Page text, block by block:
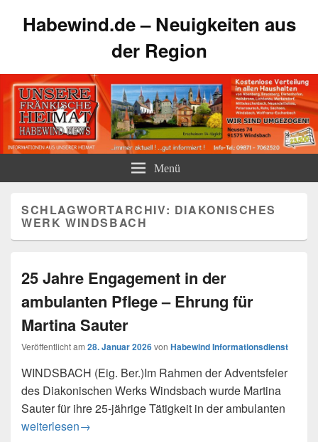
Habewind.de – Neuigkeiten aus
der Region
Menü
SCHLAGWORTARCHIV: DIAKONISCHES
WERK WINDSBACH
25 Jahre Engagement in der
ambulanten Pflege – Ehrung für
Martina Sauter
Veröffentlicht am 28. Januar 2026von Habewind Informationsdienst
WINDSBACH (Eig. Ber.)Im Rahmen der Adventsfeier
des Diakonischen Werks Windsbach wurde Martina
Sauter für ihre 25-jährige Tätigkeit in der ambulanten
25 Jahre Engagement in der ambulanten Pflege – Ehrung
weiterlesen→